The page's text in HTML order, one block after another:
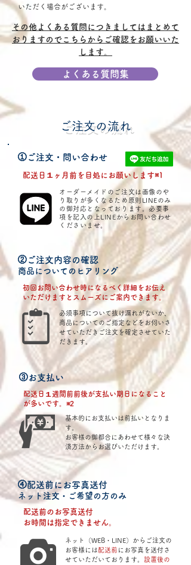
いただく場合がございます。
​その他よくある質問につきましてはまとめて
おりますのでこちらからご確認をお願いいた
します。
よくある質問集
ご注文の流れ
①ご注文・問い合わせ
配送日１ヶ月前を目処にお願いします※1
オーダーメイドのご注文は画像のや
り取りが多くなるため原則LINEのみ
の御対応となっております。必要事
項を記入の上LINEからお問い合わせ
くださいませ。
②ご注文内容の確認
​商品についてのヒアリング
初回お問い合わせ時になるべく詳細をお伝え
いただけますとスムーズにご案内できます。
​必須事項について抜け漏れがないか、
商品についてのご指定などをお伺いさ
せていただきご注文を確定させていた
だきます。
③お支払い
配送日１週間前前後が支払い期日になること
が多いです。※2
基本的にお支払いは前払いとなりま
す。
​お客様の御都合にあわせて様々な決
済方法からお選びいただけます。
④配送前にお写真送付
ネット注文・ご希望の方のみ
配送前のお写真送付
​お時間は指定できません。
ネット（WEB・LINE）からご注文の
お客様には配送前 にお写真を送付さ
せていただいております。 設置後の